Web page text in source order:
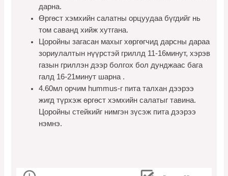
дарна.
Өргөст хэмхийнсалатны орцуудаабүгдийг нь
том саванд хийж хутгана.
Цоройны загасан махыгхөргөгчид дарсны дараа
зориулалтын нүүрстэй гриллд 11-16минут, хэрэв
газын гриллэн дээр болгох бол дунджаас бага
галд 16-21минут шарна .
4.60мл орчим hummus-г питаталхан дээрээ
жигд түрхэж өргөстхэмхийн салатыг тавина.
Цоройныстейкийг нимгэн зүсэж питадээрээ
нэмнэ.